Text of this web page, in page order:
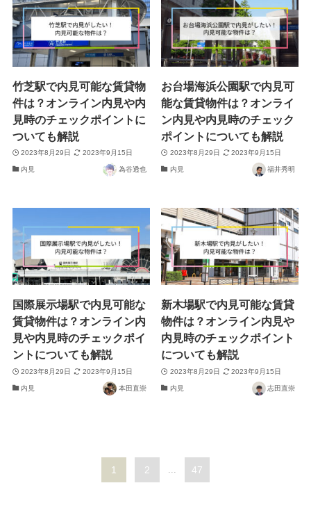
竹芝駅で内見可能な賃貸物
件は？オンライン内見や内
見時のチェックポイントに
ついても解説
2023年8月29日 2023年9月15日
内見 為谷透也
お台場海浜公園駅で内見可
能な賃貸物件は？オンライ
ン内見や内見時のチェック
ポイントについても解説
2023年8月29日 2023年9月15日
内見 福井秀明
国際展示場駅で内見可能な
賃貸物件は？オンライン内
見や内見時のチェックポイ
ントについても解説
2023年8月29日 2023年9月15日
内見 本田直崇
新木場駅で内見可能な賃貸
物件は？オンライン内見や
内見時のチェックポイント
についても解説
2023年8月29日 2023年9月15日
内見 志田直崇
1 2 47